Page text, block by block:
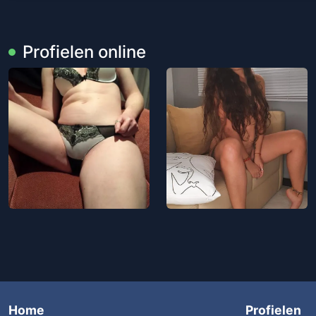
Profielen online
Home Profielen